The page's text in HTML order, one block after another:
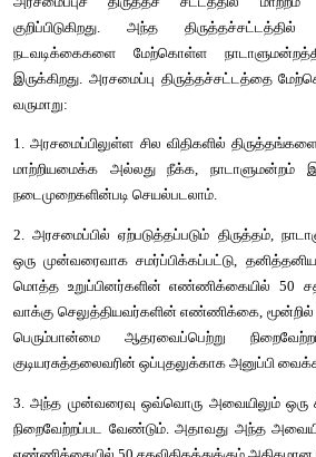
திருத்தச்சட்டங்களுக்கான
இந்திய அரசமைப்பு, மாறும்
வகையில் இருக்கும்படியும்,
இருக்குமாறும் ஒரு தனித்துவமான
அரசமைப்புச் திருத்தச்
குறிப்பிடுகிறது. அந்த
நடவடிக்கைகளை மேற்கொள்ள
இருக்கிறது. அரசமைப்பு
வருமாறு:
மாற்றியமைக்க அல்லது நீக்க,
நடைமுறைகளின்படி செயல்படலாம்.